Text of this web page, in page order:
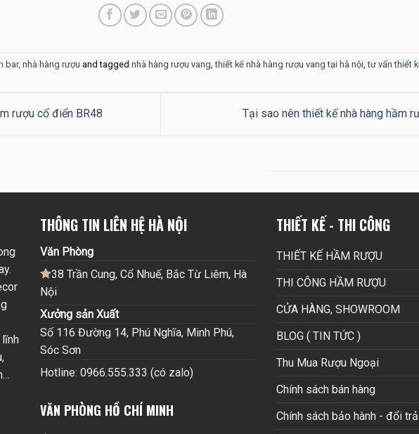
bar, nhà hàng rượu and tagged nhà hàng rượu vang,thiết kế nhà hàng rượu vang tại hà nội,tư vấn thiết
rượu cổ điển BR48 Tại sao nên thiết kế nhà hàng hầm
THÔNG TIN LIÊN HỆ HÀ NỘI
Văn Phòng
38 Trần Cung, Cổ Nhuế, Bắc Từ Liêm, Hà
Nội
Xưởng sản Xuất
Số 116 Đường 14, Phú Nghĩa, Minh Phú,
Sóc Sơn
Hotline: 0966.555.333 (có zalo)
VĂN PHÒNG HỒ CHÍ MINH
THIẾT KẾ - THI CÔNG
THIẾT KẾ HẦM RƯỢU
THI CÔNG HẦM RƯỢU
CỬA HÀNG, SHOWROOM
BLOG ( TIN TỨC )
Thu Mua Rượu Ngoại
Chính sách bán hàng
Chính sách bảo hành - đổi trả